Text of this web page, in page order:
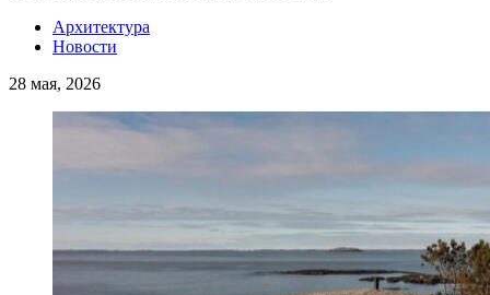
Архитектура
Новости
28 мая, 2026